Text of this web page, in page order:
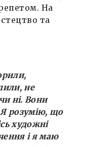
На
та
не
ні. Вони
Я розумію, що
художні
і я маю